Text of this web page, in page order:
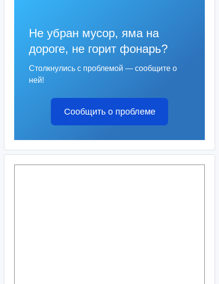
Не убран мусор, яма на
дороге, не горит фонарь?
Столкнулись с проблемой — сообщите о
ней!
Сообщить о проблеме